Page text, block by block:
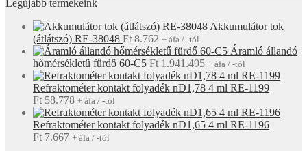
Legújabb termékeink
Akkumulátor tok
(átlátszó) RE-38048 Ft 8.762 + áfa / -tól
Áramló állandó
hőmérsékletű fürdő 60-C5 Ft 1.941.495 + áfa / -tól
Refraktométer kontakt folyadék nD1,78 4 ml RE-1199
Ft 58.778 + áfa / -tól
Refraktométer kontakt folyadék nD1,65 4 ml RE-1196
Ft 7.667 + áfa / -tól